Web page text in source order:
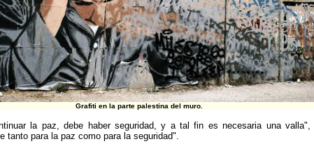
Grafiti en la parte palestina del muro.
la paz, debe haber seguridad, y a tal fin es necesaria una
tanto para la paz como para la seguridad".